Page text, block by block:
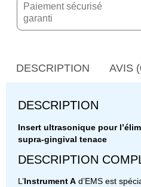
Paiement sécurisé
garanti
DESCRIPTION AVIS
DESCRIPTION
Insert ultrasonique pour
supra-gingival tenace
DESCRIPTION
L’Instrument A d’EMS est